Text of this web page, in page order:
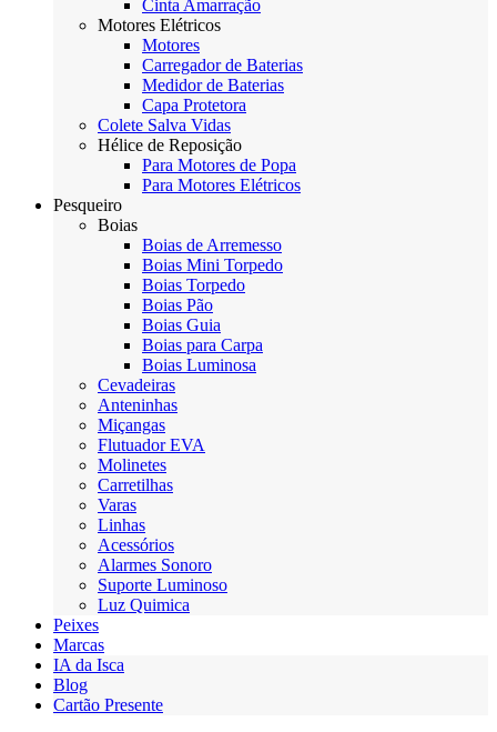
Cinta Amarração
Motores Elétricos
Motores
Carregador de Baterias
Medidor de Baterias
Capa Protetora
Colete Salva Vidas
Hélice de Reposição
Para Motores de Popa
Para Motores Elétricos
Pesqueiro
Boias
Boias de Arremesso
Boias Mini Torpedo
Boias Torpedo
Boias Pão
Boias Guia
Boias para Carpa
Boias Luminosa
Cevadeiras
Anteninhas
Miçangas
Flutuador EVA
Molinetes
Carretilhas
Varas
Linhas
Acessórios
Alarmes Sonoro
Suporte Luminoso
Luz Quimica
Peixes
Marcas
IA da Isca
Blog
Cartão Presente